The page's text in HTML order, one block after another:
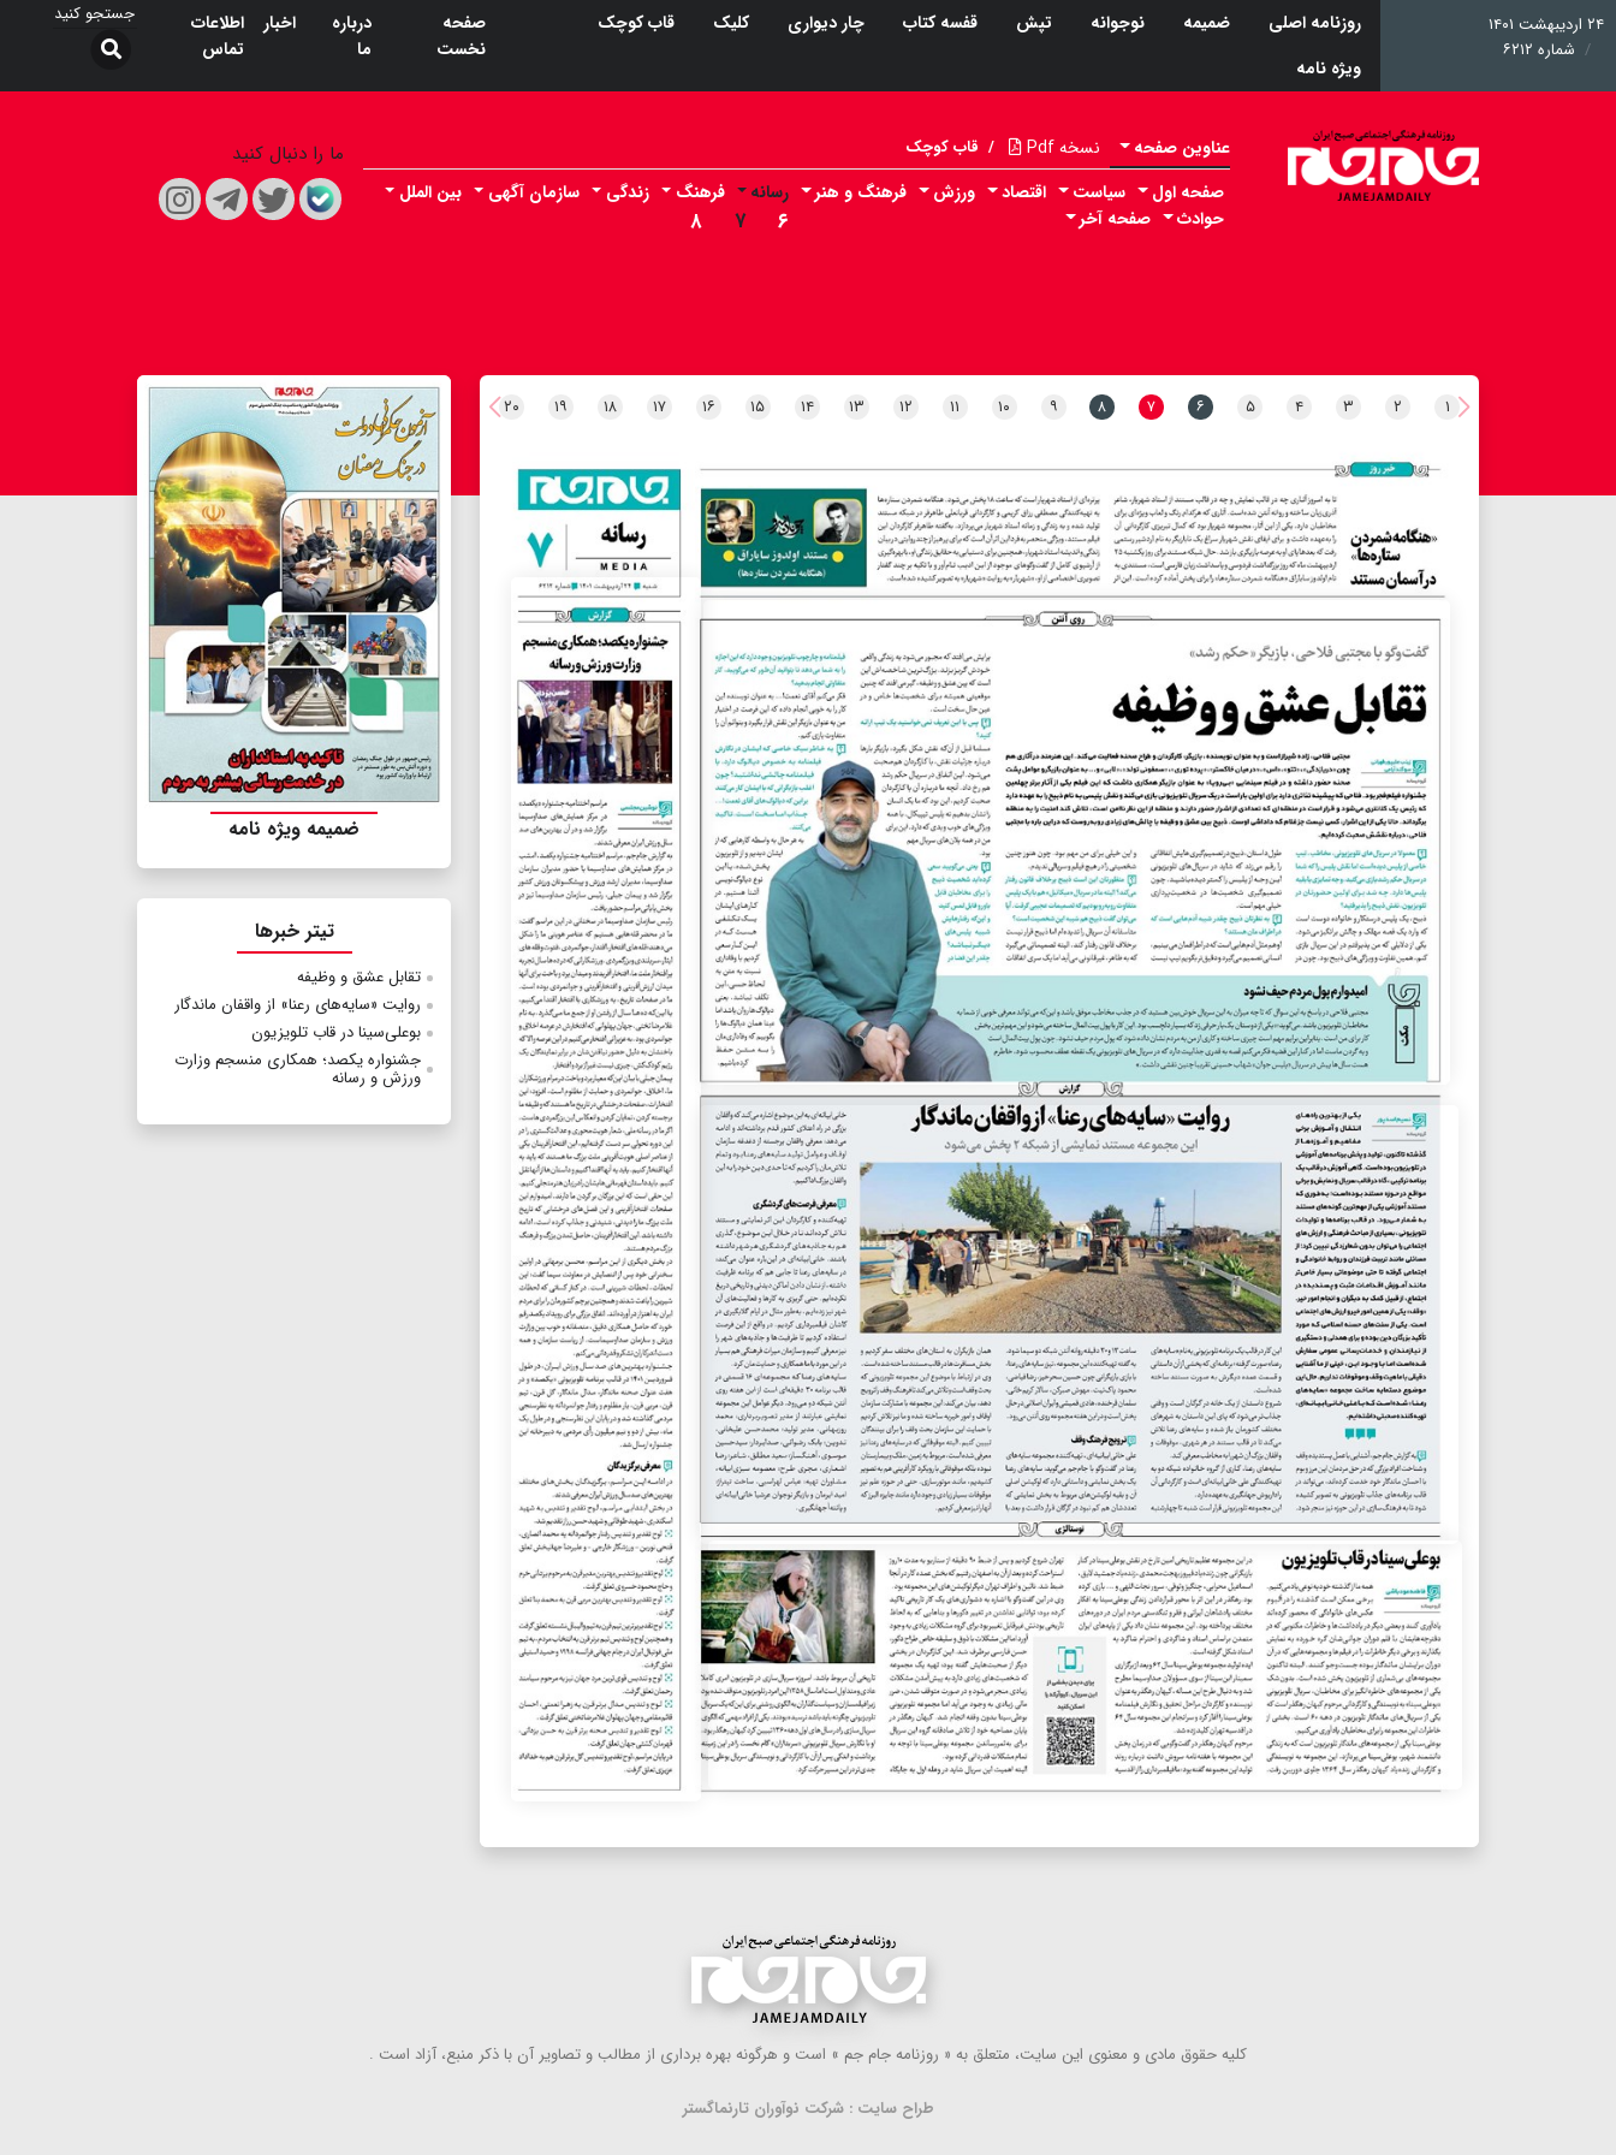
۲۴ اردیبهشت ۱۴۰۱
شماره ۶۲۱۲
روزنامه اصلی ضمیمه نوجوانه تپش قفسه کتاب چار دیواری کلیک
قاب کوچک
ویژه نامه
صفحه
نخست
درباره
ما
اخبار
اطلاعات
تماس
عناوین صفحه نسخه Pdf / قاب کوچک
صفحه اول سیاست اقتصاد ورزش فرهنگ و هنر رسانه
۶ ۷ ۸
فرهنگ زندگی سازمان آگهی
بین الملل
حوادث
صفحه آخر
ما را دنبال کنید
۱ ۲ ۳ ۴ ۵ ۶ ۷ ۸ ۹ ۱۰ ۱۱ ۱۲ ۱۳ ۱۴ ۱۵ ۱۶ ۱۷ ۱۸ ۱۹ ۲۰
ضمیمه ویژه نامه
تیتر خبرها
تقابل عشق و وظیفه
روایت «سایه‌های رعنا» از واقفان ماندگار
بوعلی‌سینا در قاب تلویزیون
جشنواره یکصد؛ همکاری منسجم وزارت
ورزش و رسانه
كلیه حقوق مادی و معنوی این سایت، متعلق به « روزنامه جام جم » است و هرگونه بهره ‌برداری از مطالب و تصاویر آن با ذكر منبع، آزاد است .
طراح سایت : شرکت نوآوران تارنماگستر